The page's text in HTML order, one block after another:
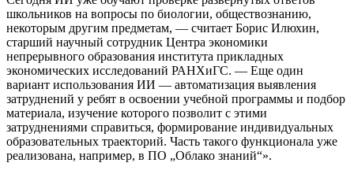
школьников на вопросы по биологии, обществознанию,
некоторым другим предметам, — считает Борис Илюхин,
старший научный сотрудник Центра экономики
непрерывного образования института прикладных
экономических исследований РАНХиГС. — Еще один
вариант использования ИИ — автоматизация выявления
затруднений у ребят в освоении учебной программы и подбор
материала, изучение которого позволит с этими
затруднениями справиться, формирование индивидуальных
образовательных траекторий. Часть такого функционала уже
реализована, например, в ПО „Облако знаний“».